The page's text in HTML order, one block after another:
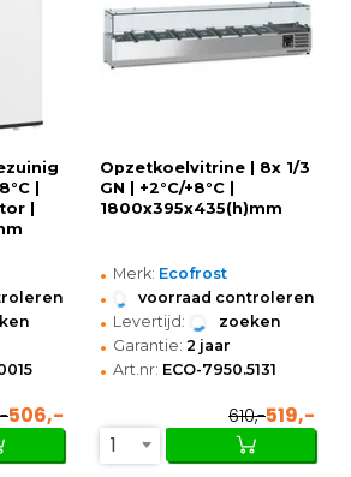
|
|
506,-
Opzetkoelvitrine | 8x 1/3
GN | +2°C/+8°C |
1800x395x435(h)mm
• Merk: Ecofrost
• voorraad controleren
• Levertijd: zoeken
• Garantie: 2 jaar
• Art.nr: ECO-7950.5131
610,-519,-
1